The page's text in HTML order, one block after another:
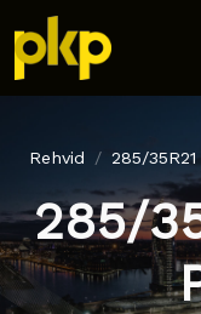
Rehvid 285/
285/